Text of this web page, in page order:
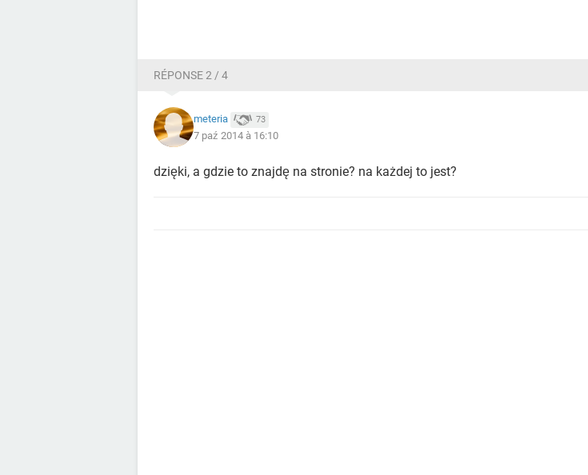
RÉPONSE 2 / 4
meteria 73
7 paź 2014 à 16:10
dzięki, a gdzie to znajdę na stronie? na każdej to jest?